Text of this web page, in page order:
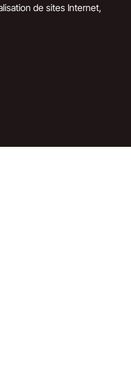
de sites Internet,